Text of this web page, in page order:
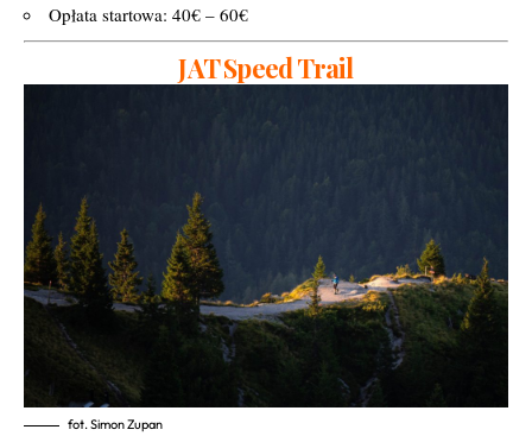
Opłata startowa: 40€ – 60€
JAT Speed Trail
fot. Simon Zupan